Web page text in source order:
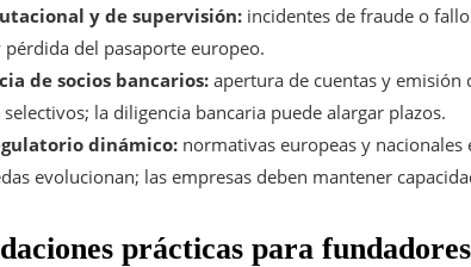
y de supervisión: incidentes de fraude o
pérdida del pasaporte europeo.
de socios bancarios: apertura de cuentas y emisión
selectivos; la diligencia bancaria puede alargar plazos.
dinámico: normativas europeas y
evolucionan; las empresas deben mantener
prácticas para